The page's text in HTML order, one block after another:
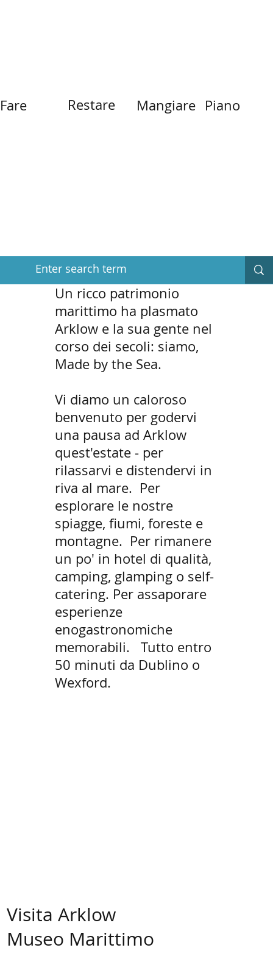
Visita Arklow
Museo Marittimo
Un ricco patrimonio
marittimo ha plasmato
Arklow e la sua gente nel
corso dei secoli: siamo,
Made by the Sea.
Vi diamo un caloroso
benvenuto per godervi
una pausa ad Arklow
quest'estate - per
rilassarvi e distendervi in
riva al mare. Per
esplorare le nostre
spiagge, fiumi, foreste e
montagne. Per rimanere
un po' in hotel di qualità,
camping, glamping o self-
catering. Per assaporare
esperienze
enogastronomiche
memorabili.
Tutto entro
50 minuti da Dublino o
Wexford.
Restare
Fare Mangiare Piano